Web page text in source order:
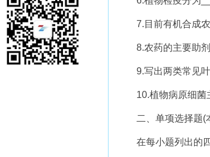
7.目前有机合成农
8.农药的主要助剂
9.写出两类常见叶
10.植物病原细菌主
二、单项选择题(本
在每小题列出的四